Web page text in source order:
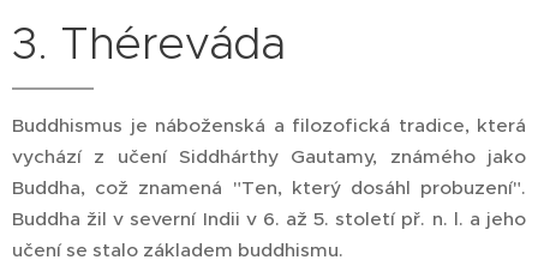
3. Théreváda
Buddhismus je náboženská a filozofická tradice, která
vychází z učení Siddhárthy Gautamy, známého jako
Buddha, což znamená "Ten, který dosáhl probuzení".
Buddha žil v severní Indii v 6. až 5. století př. n. l. a jeho
učení se stalo základem buddhismu.